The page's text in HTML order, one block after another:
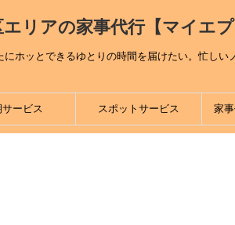
リアの家事代行【マイエプ
ホッとできるゆとりの時間を届けたい。忙し
サービス スポットサービス 家